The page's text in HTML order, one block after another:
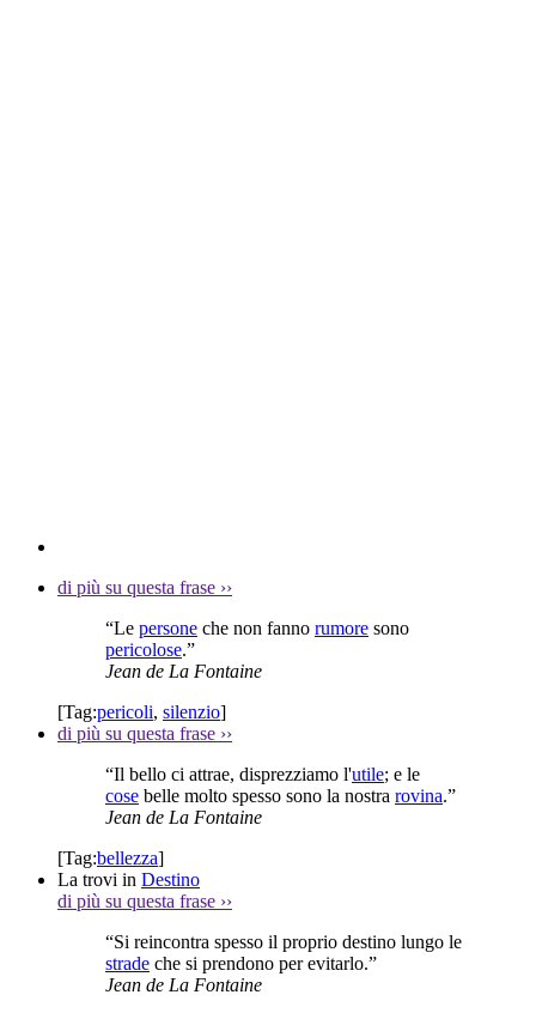
di più su questa frase ››
“Le persone che non fanno rumore sono
pericolose.”
Jean de La Fontaine
[Tag:pericoli, silenzio]
di più su questa frase ››
“Il bello ci attrae, disprezziamo l'utile; e le
cose belle molto spesso sono la nostra rovina.”
Jean de La Fontaine
[Tag:bellezza]
La trovi in Destino
di più su questa frase ››
“Si reincontra spesso il proprio destino lungo le
strade che si prendono per evitarlo.”
Jean de La Fontaine